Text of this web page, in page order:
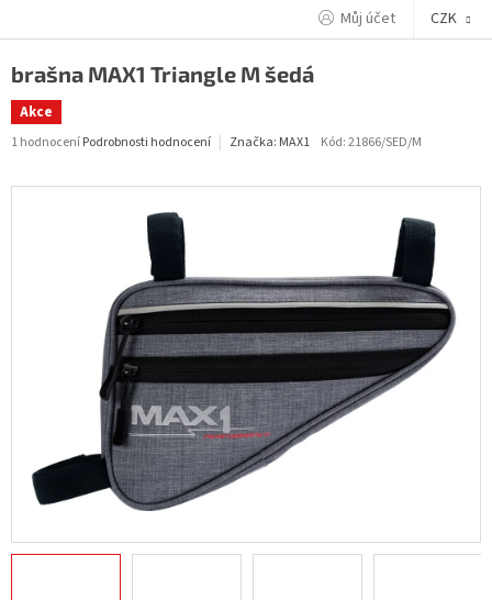
Můj účet CZK
brašna MAX1 Triangle M šedá
Akce
Průměrné
1 hodnoceníPodrobnosti hodnocení Značka: MAX1 Kód:21866/SED/M